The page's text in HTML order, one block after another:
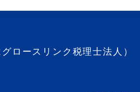
ロースリンク税理士法人）